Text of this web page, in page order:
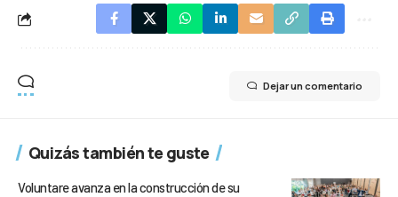
Dejar un comentario
Quizás también te guste
Voluntare avanza en la construcción de su